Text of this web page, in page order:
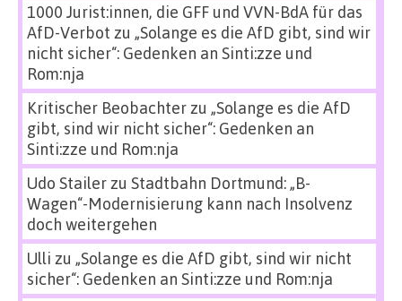
1000 Jurist:innen, die GFF und VVN-BdA für das
AfD-Verbot zu „Solange es die AfD gibt, sind wir
nicht sicher“: Gedenken an Sinti:zze und
Rom:nja
Kritischer Beobachterzu „Solange es die AfD
gibt, sind wir nicht sicher“: Gedenken an
Sinti:zze und Rom:nja
Udo Stailerzu Stadtbahn Dortmund: „B-
Wagen“-Modernisierung kann nach Insolvenz
doch weitergehen
Ulli zu „Solange es die AfD gibt, sind wir nicht
sicher“: Gedenken an Sinti:zze und Rom:nja